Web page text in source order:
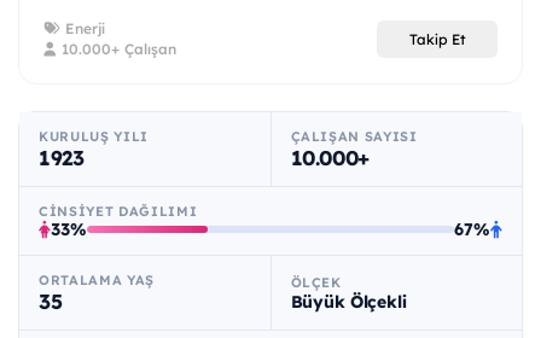
Enerji
10.000+ Çalışan
Takip Et
KURULUŞ YILI
1923
ÇALIŞAN SAYISI
10.000+
CINSIYET DAĞILIMI
33% 67%
ORTALAMA YAŞ
35
ÖLÇEK
Büyük Ölçekli